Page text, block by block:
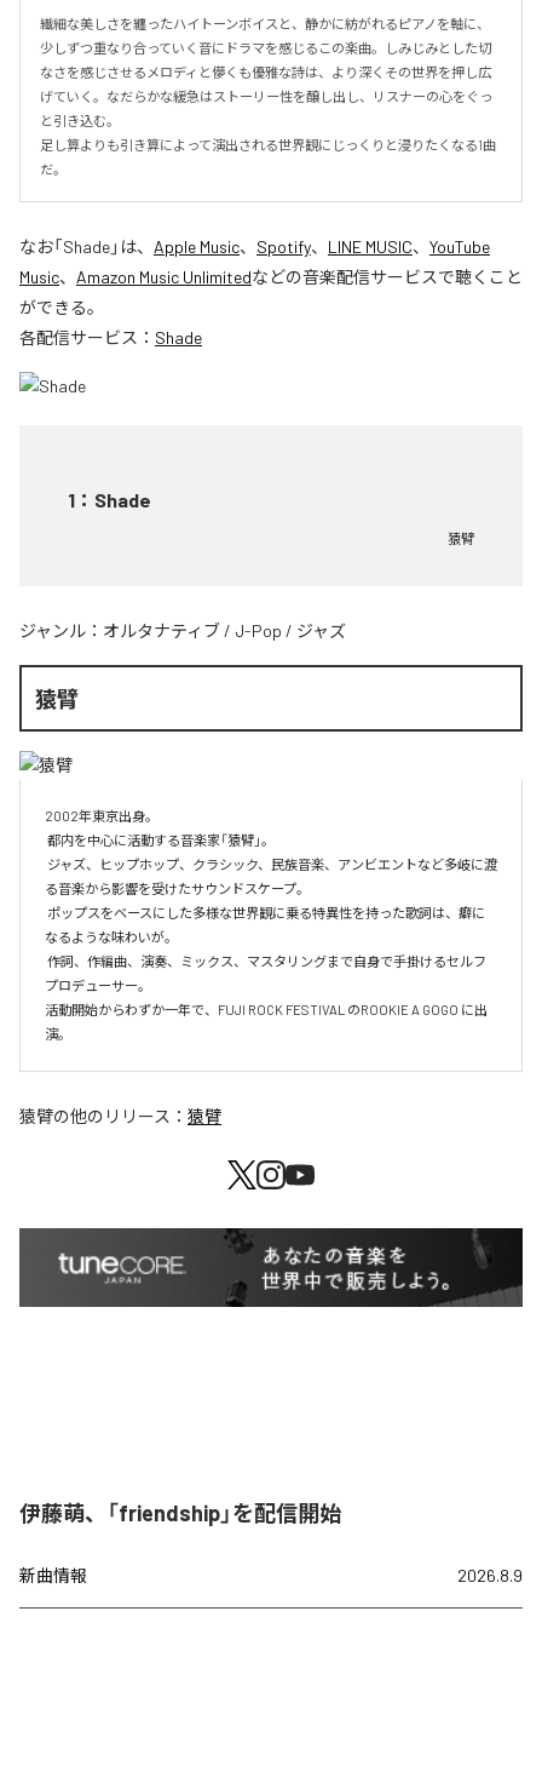
繊細な美しさを纏ったハイトーンボイスと、静かに紡がれるピアノを軸に、
少しずつ重なり合っていく音にドラマを感じるこの楽曲。しみじみとした切
なさを感じさせるメロディと儚くも優雅な詩は、より深くその世界を押し広
げていく。なだらかな緩急はストーリー性を醸し出し、リスナーの心をぐっ
と引き込む。
足し算よりも引き算によって演出される世界観にじっくりと浸りたくなる1曲
だ。
なお「Shade」は、 Apple Music、 Spotify、 LINE MUSIC、 YouTube
Music、 Amazon Music Unlimitedなどの音楽配信サービスで聴くこと
ができる。
各配信サービス： Shade
1 ： Shade
猿臂
ジャンル： オルタナティブ / J-Pop / ジャズ
猿臂
2002年東京出身。
る音楽から影響を受けたサウンドスケープ。
なるような味わいが。
プロデューサー。
活動開始からわずか一年で、FUJI ROCK FESTIVAL のROOKIE A GOGO に出
演。
猿臂の他のリリース： 猿臂
伊藤萌、「friendship」を配信開始
新曲情報 2026.8.9